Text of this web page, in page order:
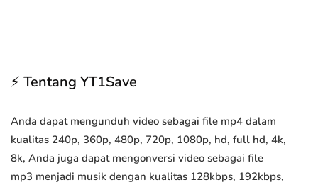
⚡ Tentang YT1Save
Anda dapat mengunduh video sebagai file mp4 dalam
kualitas 240p, 360p, 480p, 720p, 1080p, hd, full hd, 4k,
8k, Anda juga dapat mengonversi video sebagai file
mp3 menjadi musik dengan kualitas 128kbps, 192kbps,